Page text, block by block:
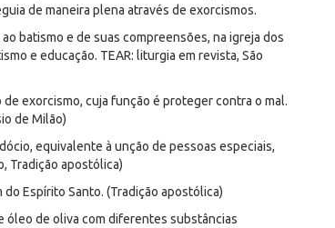
de maneira plena através de exorcismos.
batismo e de suas compreensões, na igreja dos
e educação. TEAR: liturgia em revista, São
exorcismo, cuja função é proteger contra o mal.
de Milão)
equivalente à unção de pessoas especiais,
Tradição apostólica)
Espírito Santo. (Tradição apostólica)
óleo de oliva com diferentes substâncias